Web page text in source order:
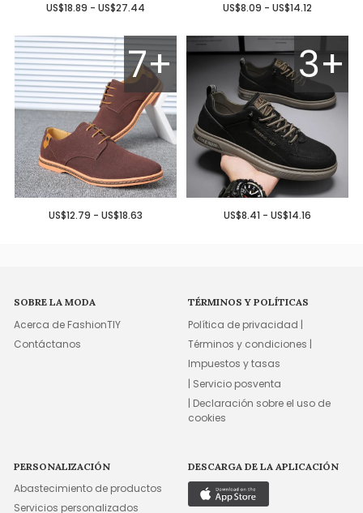
US$18.89 - US$27.44 US$8.09 - US$14.12
7+
US$12.79 - US$18.63
3+
US$8.41 - US$14.16
SOBRE LA MODA
Acerca de FashionTIY
Contáctanos
TÉRMINOS Y POLÍTICAS
Política de privacidad |
Términos y condiciones |
Impuestos y tasas
| Servicio posventa
| Declaración sobre el uso de
cookies
PERSONALIZACIÓN
Abastecimiento de productos
Servicios personalizados
DESCARGA DE LA APLICACIÓN